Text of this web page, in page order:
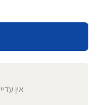
אין